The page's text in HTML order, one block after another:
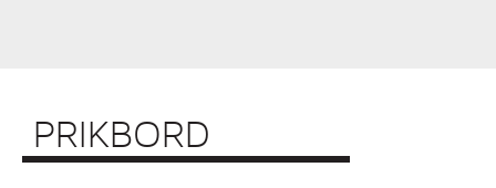
PRIKBORD